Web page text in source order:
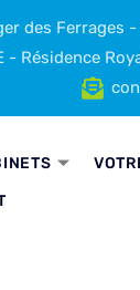
des Ferrages -
- Résidence